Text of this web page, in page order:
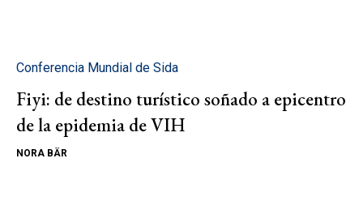
Conferencia Mundial de Sida
Fiyi: de destino turístico soñado a epicentro
de la epidemia de VIH
NORA BÄR